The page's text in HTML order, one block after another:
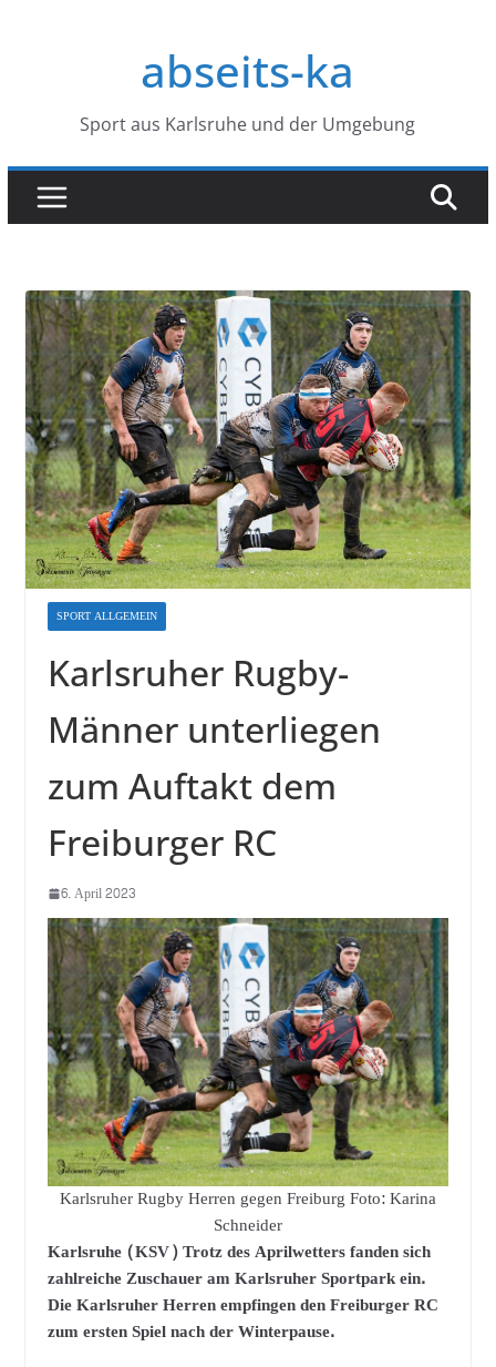
abseits-ka
Sport aus Karlsruhe und der Umgebung
SPORT ALLGEMEIN
Karlsruher Rugby-
Männer unterliegen
zum Auftakt dem
Freiburger RC
6. April 2023
Karlsruher Rugby Herren gegen Freiburg Foto: Karina
Schneider
Karlsruhe (KSV) Trotz des Aprilwetters fanden sich
zahlreiche Zuschauer am Karlsruher Sportpark ein.
Die Karlsruher Herren empfingen den Freiburger RC
zum ersten Spiel nach der Winterpause.